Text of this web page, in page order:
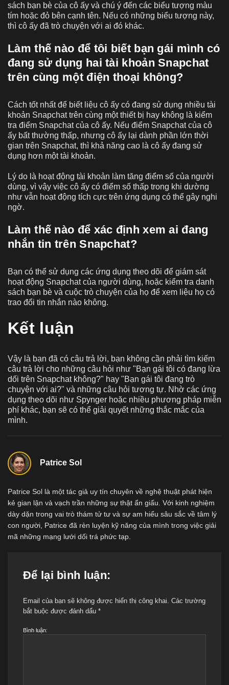
sách bạn bè của cô ấy và chú ý đến các biểu tượng màu
tím hoặc đỏ bên cạnh tên. Nếu có những biểu tượng này,
thì cô ấy đã trò chuyện với ai đó khác.
Làm thế nào để tôi biết bạn gái mình có
đang sử dụng hai tài khoản Snapchat
trên cùng một điện thoại không?
Cách tốt nhất để biết liệu cô ấy có đang sử dụng nhiều tài
khoản Snapchat trên cùng một thiết bị hay không là kiểm
tra điểm Snapchat của cô ấy. Nếu điểm Snapchat của cô
ấy bất thường thấp, nhưng cô ấy lại dành phần lớn thời
gian trên Snapchat, thì khả năng cao là cô ấy đang sử
dụng hơn một tài khoản.
Lý do là hoạt động tài khoản làm tăng điểm số của người
dùng, vì vậy việc cô ấy có điểm số thấp trong khi dường
như vẫn hoạt động tích cực trên ứng dụng có thể gây nghi
ngờ.
Làm thế nào để xác định xem ai đang
nhắn tin trên Snapchat?
Bạn có thể sử dụng các ứng dụng theo dõi để giám sát
hoạt động Snapchat của người dùng, hoặc kiểm tra danh
sách bạn bè và cuộc trò chuyện của họ để xem liệu họ có
trao đổi tin nhắn nào không.
Kết luận
Vậy là bạn đã có câu trả lời, bạn không cần phải tìm kiếm
câu trả lời cho những câu hỏi như "Bạn gái tôi có đang lừa
dối trên Snapchat không?" hay "Bạn gái tôi đang trò
chuyện với ai?" và những câu hỏi tương tự. Nhờ các ứng
dụng theo dõi như Spynger hoặc nhiều phương pháp miễn
phí khác, bạn sẽ có thể giải quyết những thắc mắc của
mình.
Patrice Sol
Patrice Sol là một tác giả uy tín chuyên về nghệ thuật phát hiện
kẻ gian lận và vạch trần những sự thật ẩn giấu. Với kinh nghiệm
dày dặn trong vai trò thám tử tư và sự am hiểu sâu sắc về tâm lý
con người, Patrice đã rèn luyện kỹ năng của mình trong việc giải
mã những mạng lưới dối trá phức tạp.
Để lại bình luận:
Email của bạn sẽ không được hiển thị công khai. Các trường
bắt buộc được đánh dấu *
Bình luận: